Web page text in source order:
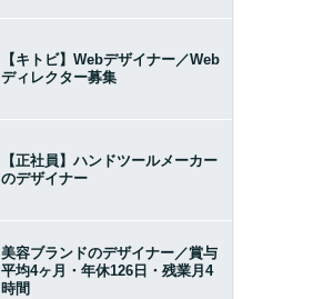
【キトビ】Webデザイナー／Web
ディレクター募集
【正社員】ハンドツールメーカー
のデザイナー
美容ブランドのデザイナー／賞与
平均4ヶ月・年休126日・残業月4
時間